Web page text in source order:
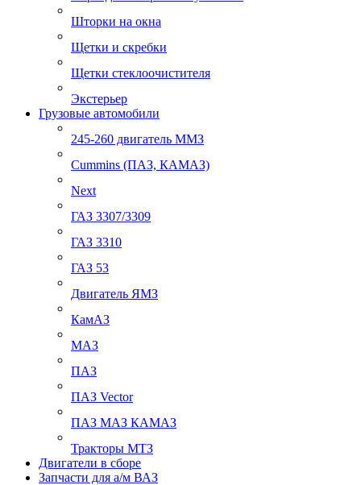
Шторки на окна
Щетки и скребки
Щетки стеклоочистителя
Экстерьер
Грузовые автомобили
245-260 двигатель ММЗ
Cummins (ПАЗ, КАМАЗ)
Next
ГАЗ 3307/3309
ГАЗ 3310
ГАЗ 53
Двигатель ЯМЗ
КамАЗ
МАЗ
ПАЗ
ПАЗ Vector
ПАЗ МАЗ КАМАЗ
Тракторы МТЗ
Двигатели в сборе
Запчасти для а/м ВАЗ